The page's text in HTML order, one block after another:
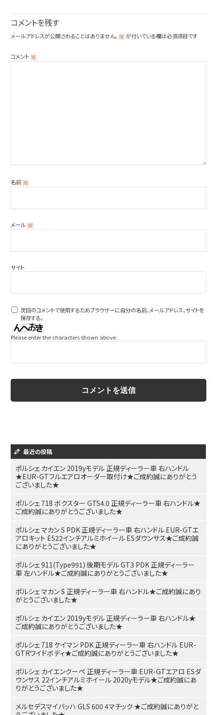
コメントを残す
メールアドレスが公開されることはありません。 ※が付いている欄は必須項目です
コメント※
名前※
メール※
サイト
次回のコメントで使用するためブラウザーに自分の名前、メールアドレス、サイトを
保存する。
Please enter the characters shown above.
最近の投稿
ポルシェ カイエン 2019yモデル 正規ディーラー車 右ハンドル
★EUR-GTフルエアロオーダー取付け★ご成約誠にありがとう
ございました★
ポルシェ 718 ボクスター GTS4.0 正規ディーラー車 右ハンドル★
ご成約誠にありがとうございました★
ポルシェ マカン S PDK 正規ディーラー車 右ハンドル EUR-GTエ
アロキット ES22インチアルミホイール ESダウンサス★ご成約誠
にありがとうございました★
ポルシェ 911(Type991) 後期モデル GT3 PDK 正規ディーラー
車 左ハンドル★ご成約誠にありがとうございました★
ポルシェ マカン S 正規ディーラー車 右ハンドル★ご成約誠にあり
がとうございました★
ポルシェ カイエン 2019yモデル 正規ディーラー車 右ハンドル★
ご成約誠にありがとうございました★
ポルシェ 718 ケイマン PDK 正規ディーラー車 右ハンドル EUR-
GTRワイドボディ★ご成約誠にありがとうございました★
ポルシェ カイエンクーペ 正規ディーラー車 EUR-GTエアロ ESダ
ウンサス 22インチアルミホイール 2020yモデル★ご成約誠にあ
りがとうございました★
メルセデスマイバッハ GLS 600 4マチック ★ご成約誠にありがと